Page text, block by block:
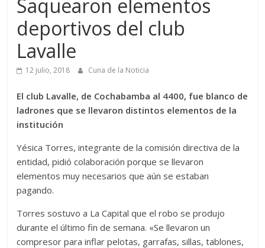
Saquearon elementos
deportivos del club
Lavalle
12 julio, 2018 Cuna de la Noticia
El club Lavalle, de Cochabamba al 4400, fue blanco de
ladrones que se llevaron distintos elementos de la
institución
Yésica Torres, integrante de la comisión directiva de la
entidad, pidió colaboración porque se llevaron
elementos muy necesarios que aún se estaban
pagando.
Torres sostuvo a La Capital que el robo se produjo
durante el último fin de semana. «Se llevaron un
compresor para inflar pelotas, garrafas, sillas, tablones,